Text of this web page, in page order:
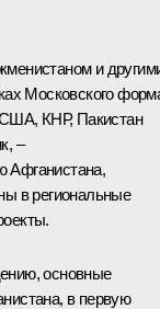
и
Московского
США, КНР, Пакистан
–
Афганистана,
в региональные
основные
в первую